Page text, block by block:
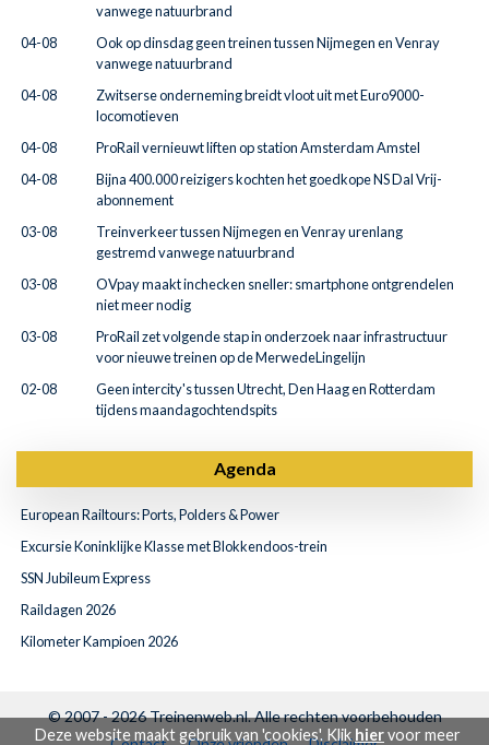
Deze website maakt gebruik van 'cookies'. Klikhiervoor meer
vanwege natuurbrand
04-08
Ook op dinsdag geen treinen tussen Nijmegen en Venray
vanwege natuurbrand
04-08
Zwitserse onderneming breidt vloot uit met Euro9000-
locomotieven
04-08
ProRail vernieuwt liften op station Amsterdam Amstel
04-08
Bijna 400.000 reizigers kochten het goedkope NS Dal Vrij-
abonnement
03-08
Treinverkeer tussen Nijmegen en Venray urenlang
gestremd vanwege natuurbrand
03-08
OVpay maakt inchecken sneller: smartphone ontgrendelen
niet meer nodig
03-08
ProRail zet volgende stap in onderzoek naar infrastructuur
voor nieuwe treinen op de MerwedeLingelijn
02-08
Geen intercity's tussen Utrecht, Den Haag en Rotterdam
tijdens maandagochtendspits
Agenda
European Railtours: Ports, Polders & Power
Excursie Koninklijke Klasse met Blokkendoos-trein
SSN Jubileum Express
Raildagen 2026
Kilometer Kampioen 2026
© 2007 - 2026Treinenweb.nl. Alle rechten voorbehouden